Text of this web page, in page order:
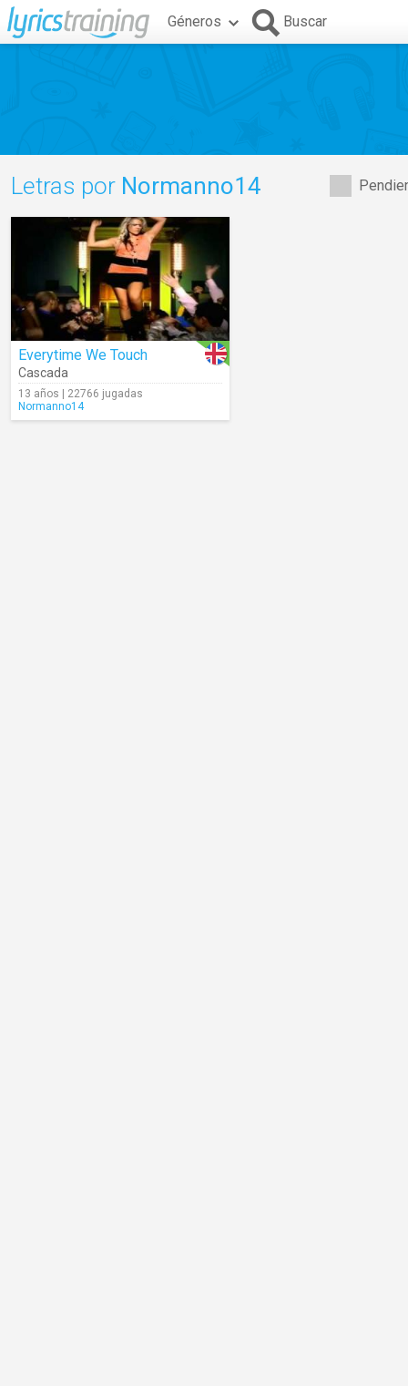
Géneros Buscar
Letras por Normanno14
Everytime We Touch
Cascada
13 años | 22766 jugadas
Normanno14